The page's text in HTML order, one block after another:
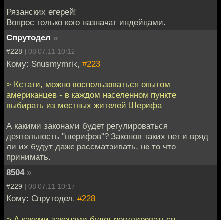
Рязанских егерей!
Вопрос только кого назначат индейцами.
Спрутодел »
#228 | 08.07.11 10:12
Кому: Snusmymrik, #223
> Кстати, можно воспользоваться опытом
американцев - в каждом населенном пункте
выбирать из местных жителей Шерифа
А какими законами будет регулироваться
деятельность "шерифов"? Законов таких нет и вряд
ли их будут даже рассматривать, не то что
принимать.
8504 »
#229 | 08.07.11 10:17
Кому: Спрутодел, #228